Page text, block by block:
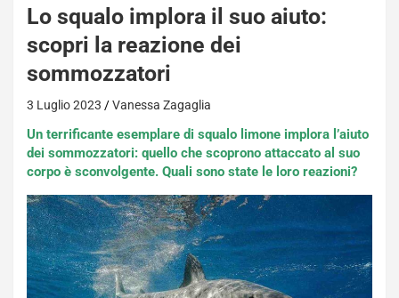
Lo squalo implora il suo aiuto:
scopri la reazione dei
sommozzatori
3 Luglio 2023 Vanessa Zagaglia
Un terrificante esemplare di squalo limone implora l’aiuto
dei sommozzatori: quello che scoprono attaccato al suo
corpo è sconvolgente. Quali sono state le loro reazioni?